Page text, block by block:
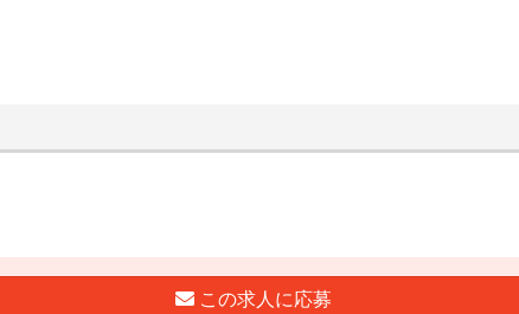
この求人に応募